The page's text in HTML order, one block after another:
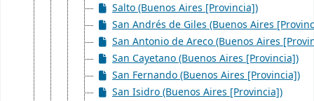
Salto (Buenos Aires [Provincia])
San Andrés de Giles (Buenos Aires
San Antonio de Areco (Buenos Aires
San Cayetano (Buenos Aires [Provincia])
San Fernando (Buenos Aires [Provincia])
San Isidro (Buenos Aires [Provincia])